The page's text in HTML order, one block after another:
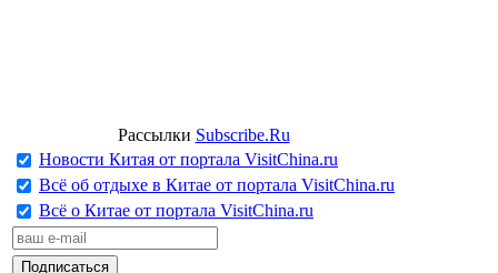
Рассылки Subscribe.Ru
Новости Китая от портала VisitChina.ru
Всё об отдыхе в Китае от портала VisitChina.ru
Всё о Китае от портала VisitChina.ru